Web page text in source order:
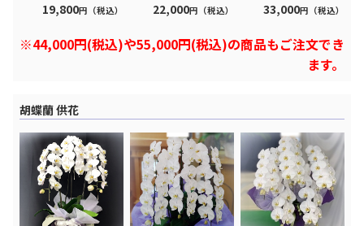
19,800円（税込） 22,000円（税込） 33,000円（税込）
※44,000円(税込)や55,000円(税込)の商品もご注文でき
ます。
胡蝶蘭 供花